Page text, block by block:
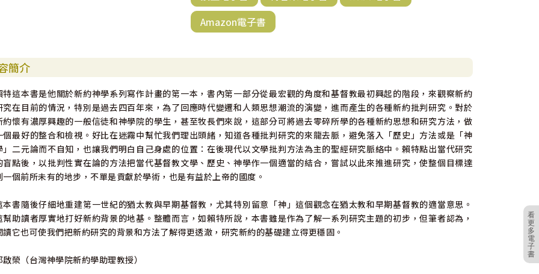
看
更
多
電
子
書
Amazon電子書
簡介
特這本書是他關於新約神學系列寫作計畫的第一本，書內第一部分從最宏觀的角度和基督教最初興起的階段，來觀察新約
究在目前的情況，特別是過去四百年來，為了回應時代變遷和人類思想潮流的演變，進而產生的各種新約批判研究。對於
約懷有濃厚興趣的一般信徒和神學院的學生，甚至牧長們來說，這部分可將過去零碎所學的各種新約思想和研究方法，做
個最好的整合和檢視。好比在迷霧中幫忙我們理出頭緒，知道各種批判研究的來龍去脈，避免落入「歷史」方法或是「神
」二元論而不自知，也讓我們明白自己身處的位置：在後現代以文學批判方法為主的聖經研究脈絡中。賴特點出當代研究
盲點後，以批判性實在論的方法把當代基督教文學、歷史、神學作一個適當的結合，嘗試以此來推進研究，使整個目標達
一個前所未有的地步，不單是貢獻於學術，也是有益於上帝的國度。
本書隨後仔細地重建第一世紀的猶太教與早期基督教，尤其特別留意「神」這個觀念在猶太教和早期基督教的適當意思。
幫助讀者厚實地打好新約背景的地基。整體而言，如賴特所說，本書雖是作為了解一系列研究主題的初步，但筆者認為，
讀它也可使我們把新約研究的背景和方法了解得更透澈，研究新約的基礎建立得更穩固。
啟榮（台灣神學院新約學助理教授）